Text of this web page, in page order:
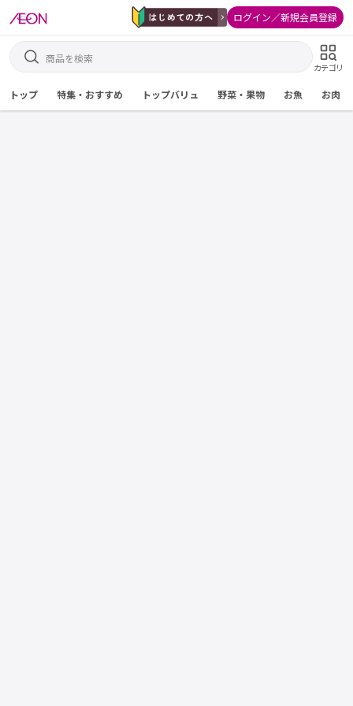
ログイン／新規会員登録
カテゴリ
トップ 特集・おすすめ トップバリュ 野菜・果物 お魚 お肉